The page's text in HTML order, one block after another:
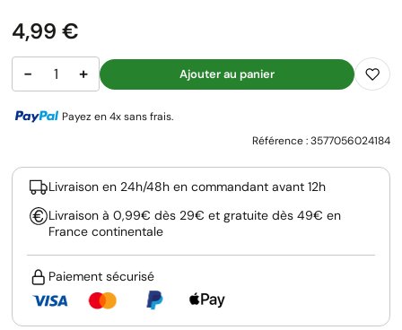
Prix
4,99 €
− + Ajouter au panier
Payez en 4x sans frais.
Référence :3577056024184
Livraison en 24h/48h en commandant avant 12h
Livraison à 0,99€ dès 29€ et gratuite dès 49€ en
France continentale
Paiement sécurisé